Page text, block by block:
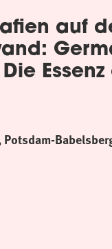
auf
Essenz